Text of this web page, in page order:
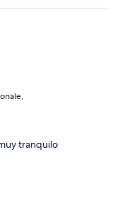
tranquilo